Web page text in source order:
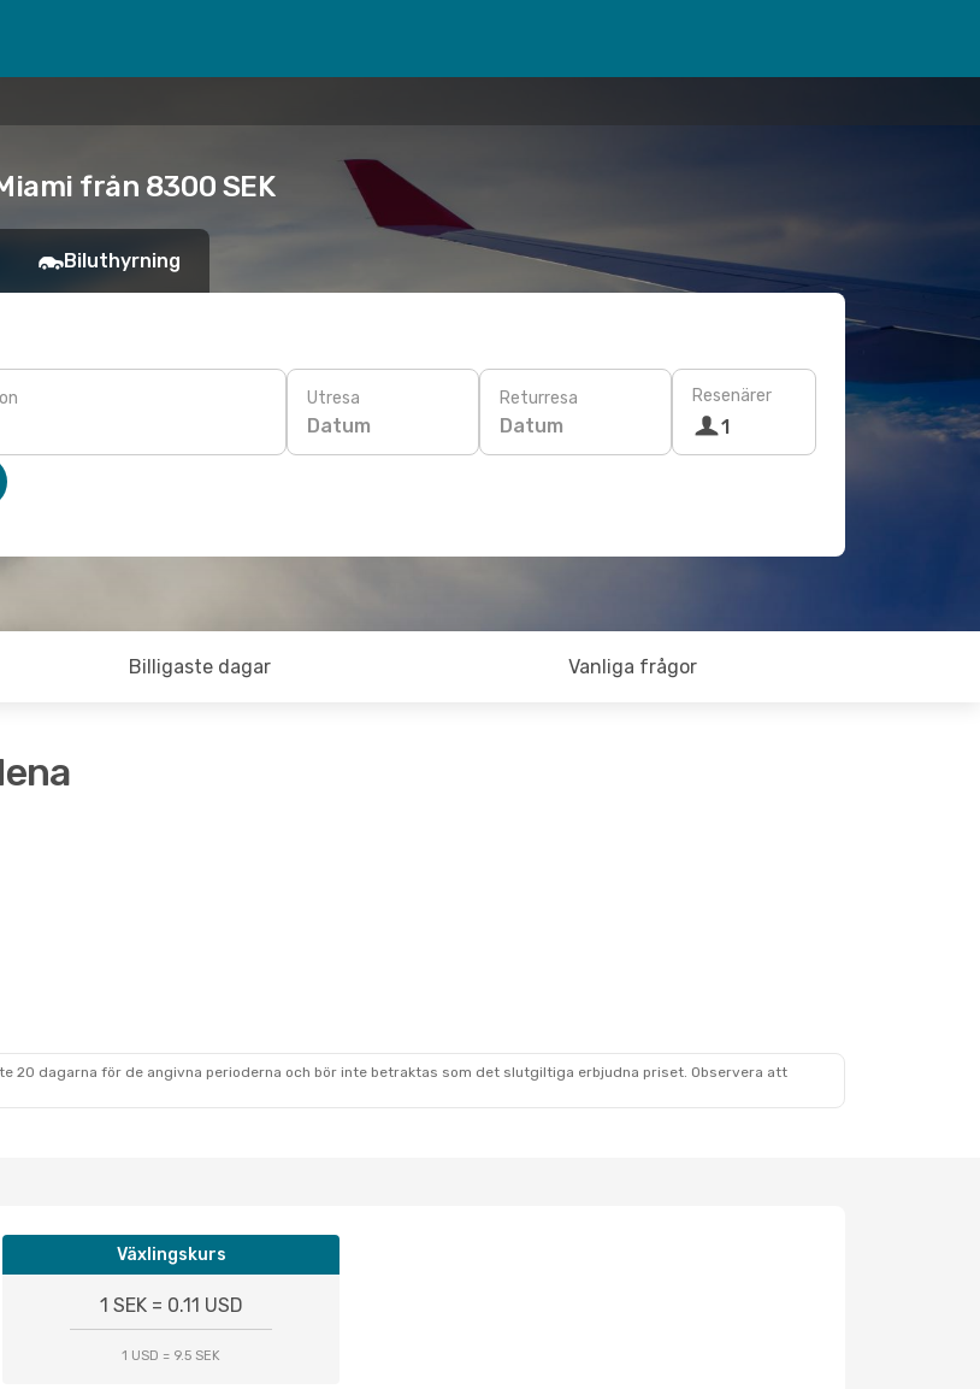
från 8300 SEK
Biluthyrning
Utresa
Datum
Returresa
Datum
Resenärer
1
Billigaste dagar Vanliga frågor
20 dagarna för de angivna perioderna och bör inte betraktas som det slutgiltiga erbjudna priset. Observera att
Växlingskurs
1 SEK = 0.11 USD
1 USD = 9.5 SEK